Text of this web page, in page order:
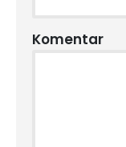
Komentar